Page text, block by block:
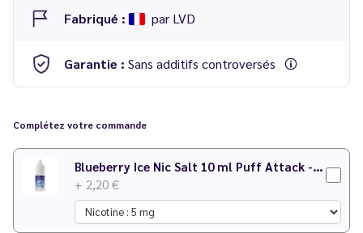
Fabriqué : par LVD
Garantie : Sans additifs controversés
eliquides Puff Attack.
Complétez votre commande
Blueberry Ice Nic Salt 10 ml Puff Attack - Le Vapoteur Discount
+ 2,20 €